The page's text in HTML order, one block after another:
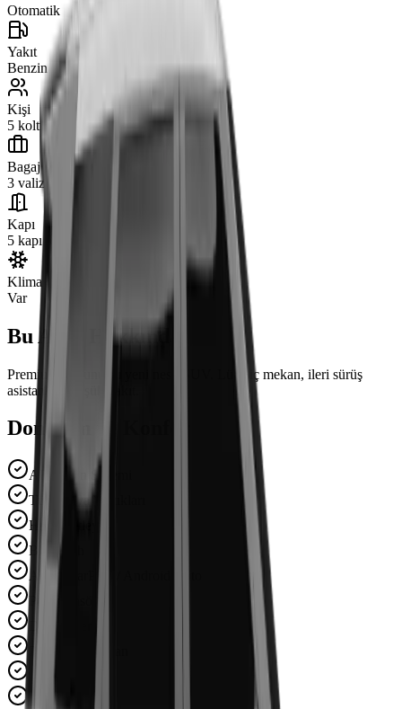
Otomatik
Yakıt
Benzin
Kişi
5 koltuk
Bagaj
3 valiz
Kapı
5 kapı
Klima
Var
Bu Araç Hakkında
Premium dokunuşlu yeni nesil SUV. Lüks iç mekan, ileri sürüş
asistanları, düşük yakıt.
Donanım ve Konfor
ABS Fren Sistemi
Tüm Hava Yastıkları
Hız Sabitleyici
Bluetooth
Apple CarPlay / Android Auto
Park Sensörü
Deri Döşeme
Panoramik Tavan
Navigasyon